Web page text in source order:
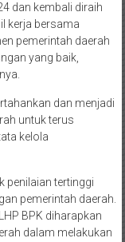
dan kembali diraih
kerja bersama
pemerintah daerah
yang baik,
dan menjadi
untuk terus
kelola
penilaian tertinggi
pemerintah daerah.
BPK diharapkan
dalam melakukan